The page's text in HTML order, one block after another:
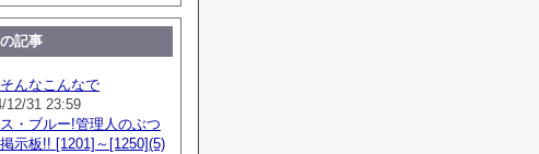
記事
んなこんなで
12/31 23:59
・ブルー!管理人のぶつ
示板!! [1201]～[1250](5)